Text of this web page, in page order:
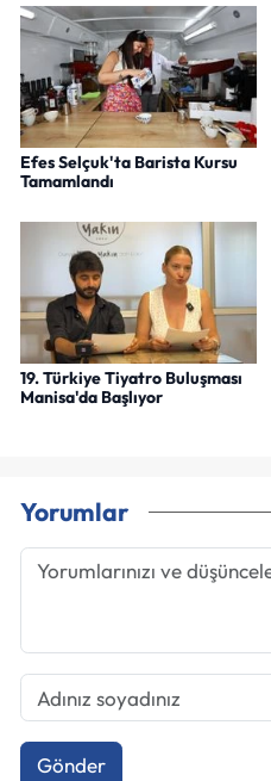
Efes Selçuk'ta Barista Kursu
Tamamlandı
19. Türkiye Tiyatro Buluşması
Manisa'da Başlıyor
Yorumlar
Gönder